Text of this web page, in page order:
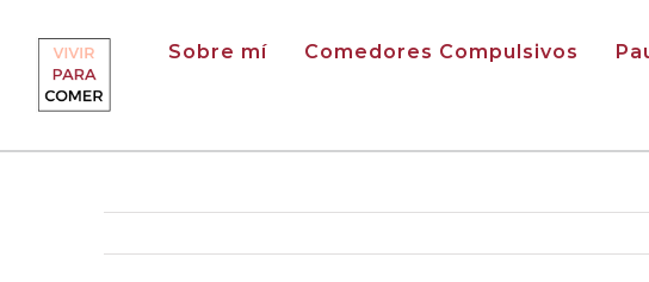
contenido
Sobre mí Comedores Compulsivos